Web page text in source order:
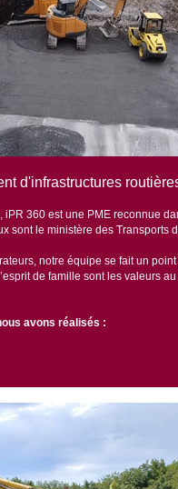
d'infrastructures
360 est une PME reconnue
sont le ministère des Transports
notre équipe se fait un
de famille sont les valeurs
avons réalisés :